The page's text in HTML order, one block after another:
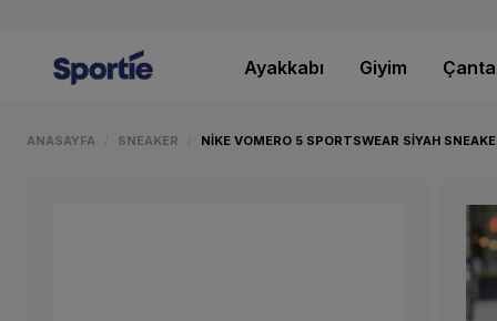
Ayakkabı Giyim Çanta
ANASAYFA SNEAKER NIKE VOMERO 5 SPORTSWEAR SIYAH